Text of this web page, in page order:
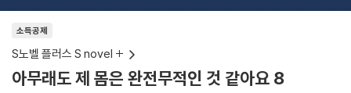
소득공제
S노벨 플러스 S novel +
아무래도 제 몸은 완전무적인 것 같아요 8